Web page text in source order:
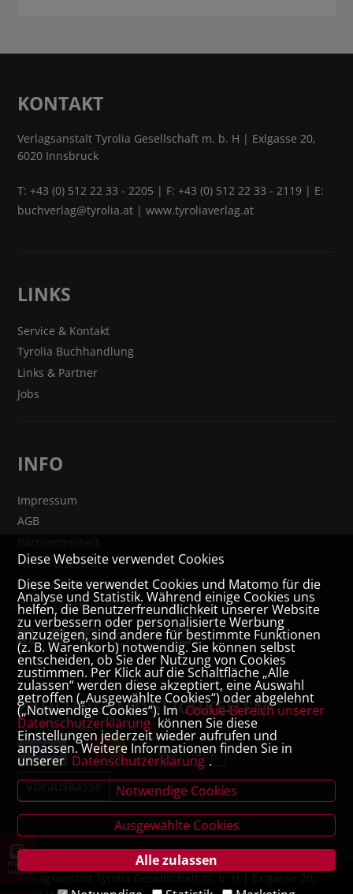
letter
KONTAKT
Verlagsanstalt Tyrolia Gesellschaft m. b. H | Exlgasse 20,
6020 Innsbruck
T:+43 (0) 512 22 33 - 2205 | F: +43 (0) 512 22 33 - 2119 | E:
buchverlag@tyrolia.at |www.tyroliaverlag.at
LINKS
Service & Kontakt
Tyrolia Buchhandlung
Links & Partner
Jobs
INFO
Impressum
AGB
Widerrufsrecht
VERTRAG WIDERRUFEN
Datenschutz- und Cookieerklärung
ZAHLUNGSMÖGLICHKEITEN
Rechnung
Vorauskasse
Diese Webseite verwendet Cookies
Diese Seite verwendet Cookies und Matomo für die
Analyse und Statistik. Während einige Cookies uns
helfen, die Benutzerfreundlichkeit unserer Website
zu verbessern oder personalisierte Werbung
anzuzeigen, sind andere für bestimmte Funktionen
(z. B. Warenkorb) notwendig. Sie können selbst
entscheiden, ob Sie der Nutzung von Cookies
zustimmen. Per Klick auf die Schaltfläche „Alle
zulassen“ werden diese akzeptiert, eine Auswahl
getroffen („Ausgewählte Cookies“) oder abgelehnt
(„Notwendige Cookies“). Im Cookie-Bereich unserer
Datenschutzerklärung können Sie diese
Einstellungen jederzeit wieder aufrufen und
anpassen. Weitere Informationen finden Sie in
unserer Datenschutzerklärung .
Notwendige Cookies
Ausgewählte Cookies
Alle zulassen